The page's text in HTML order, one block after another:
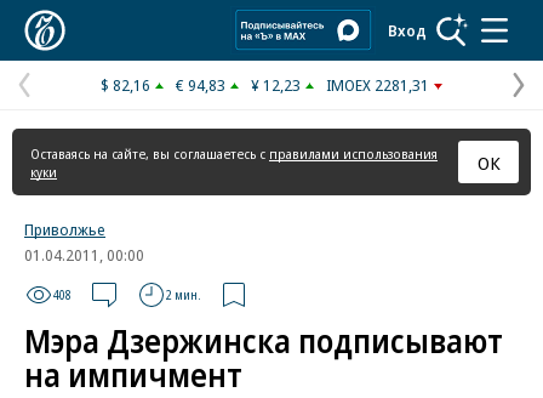
Вход
Предыдущая
страница
$ 82,16 € 94,83 ¥ 12,23 IMOEX 2281,31
Оставаясь на сайте, вы соглашаетесь с правилами использования
куки
ОК
Приволжье
01.04.2011, 00:00
408 2 мин.
Мэра Дзержинска подписывают
на импичмент